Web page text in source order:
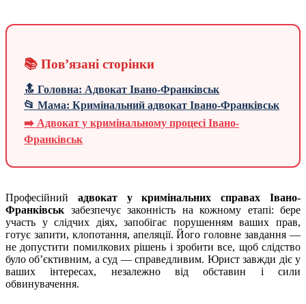
📚 Пов’язані сторінки
🔝 Головна: Адвокат Івано-Франківськ
📂 Мама: Кримінальний адвокат Івано-Франківськ
➡️ Адвокат у кримінальному процесі Івано-
Франківськ
Професійний адвокат у кримінальних справах Івано-
Франківськ забезпечує законність на кожному етапі: бере
участь у слідчих діях, запобігає порушенням ваших прав,
готує запити, клопотання, апеляції. Його головне завдання —
не допустити помилкових рішень і зробити все, щоб слідство
було об’єктивним, а суд — справедливим. Юрист завжди діє у
ваших інтересах, незалежно від обставин і сили
обвинувачення.